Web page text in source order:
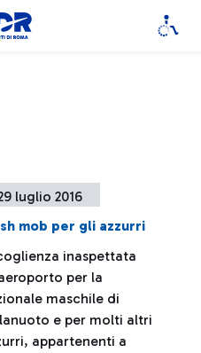
luglio 2016
mob per gli azzurri
inaspettata
per la
maschile di
e per molti altri
appartenenti a